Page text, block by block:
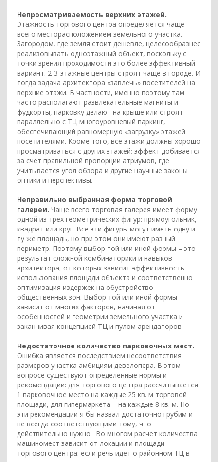
Непросматриваемость верхних этажей.
Этажность торгового центра определяется чаще
всего месторасположением земельного участка.
Загородом, где земля стоит дешевле, целесообразнее
реализовывать одноэтажный объект, поскольку с
точки зрения проходимости это более эффективный
вариант. 2-3-этажные центры строят чаще в городе. И
тогда задача архитектора «завлечь» посетителей на
верхние этажи. В частности, именно поэтому там
часто располагают развлекательные магниты и
фудкорты, парковку делают на крыше или строят
параллельно с ТЦ многоуровневый паркинг,
обеспечивающий равномерную «загрузку» этажей
посетителями. Кроме того, все этажи должны хорошо
просматриваться с других этажей; эффект добивается
за счет правильной пропорции атриумов, где
учитывается угол обзора и другие научные законы
оптики и перспективы.
Неправильно выбранная форма торговой
галереи. Чаще всего торговая галерея имеет форму
одной из трех геометрических фигур: прямоугольник,
квадрат или круг. Все эти фигуры могут иметь одну и
ту же площадь, но при этом они имеют разный
периметр. Поэтому выбор той или иной формы – это
результат сложной комбинаторики и навыков
архитектора, от которых зависит эффективность
использования площади объекта и соответственно
оптимизация издержек на обустройство
общественных зон. Выбор той или иной формы
зависит от многих факторов, начиная от
особенностей и геометрии земельного участка и
заканчивая концепцией ТЦ и пулом арендаторов.
Недостаточное количество парковочных мест.
Ошибка является последствием несоответствия
размеров участка амбициям девелопера. В этом
вопросе существуют определенные нормы и
рекомендации: для торгового центра рассчитывается
1 парковочное место на каждые 25 кв. м торговой
площади, для гипермаркета – на каждые 8 кв. м. Но
эти рекомендации я бы назвал достаточно грубим и
не всегда соответствующими тому, что
действительно нужно. Во многом расчет количества
машиномест зависит от локации и площади
торгового центра: если речь идет о районном ТЦ в